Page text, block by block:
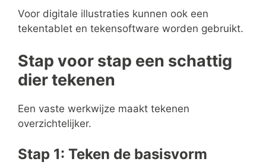
Voor digitale illustraties kunnen ook een
tekentablet en tekensoftware worden gebruikt.
Stap voor stap een schattig
dier tekenen
Een vaste werkwijze maakt tekenen
overzichtelijker.
Stap 1: Teken de basisvorm